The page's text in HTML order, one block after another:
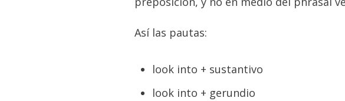
Así las pautas:
look into + sustantivo
look into + gerundio